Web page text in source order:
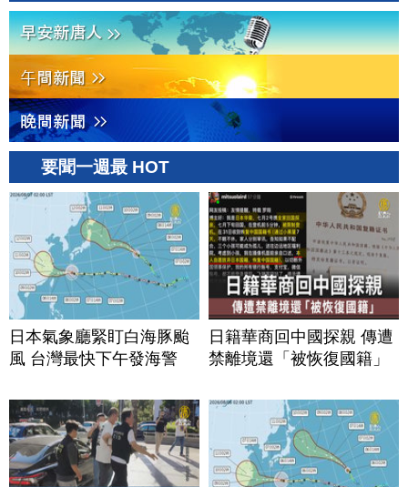
要聞一週最 HOT
日本氣象廳緊盯白海豚颱
風 台灣最快下午發海警
日籍華商回中國探親 傳遭
禁離境還「被恢復國籍」